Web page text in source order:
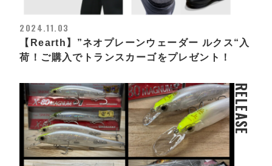
2024.11.03
【Rearth】”ネオプレーンウェーダー ルクス“入
荷！ご購入でトランスカーゴをプレゼント！
RELEASE